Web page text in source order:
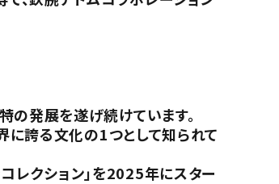
の発展を遂げ続けています。
誇る文化の1つとして知られて
レクション」を2025年にスター